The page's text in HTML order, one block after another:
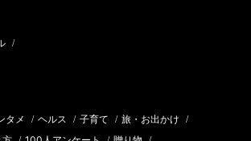
/
タメ / ヘルス / 子育て / 旅・お出かけ /